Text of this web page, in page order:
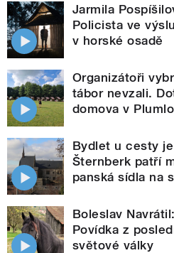
Jarmila
Policista ve
v horské osadě
Organizátoři
tábor nevzali.
domova v
Bydlet u cesty
Šternberk patří
panská sídla na
Boleslav
Povídka z
světové války